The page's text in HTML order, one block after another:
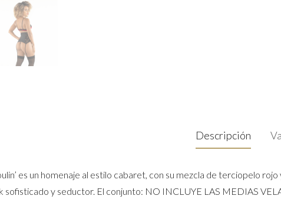
Descripción
es un homenaje al estilo cabaret, con su mezcla de terciopelo
sofisticado y seductor. El conjunto: NO INCLUYE LAS MEDIAS